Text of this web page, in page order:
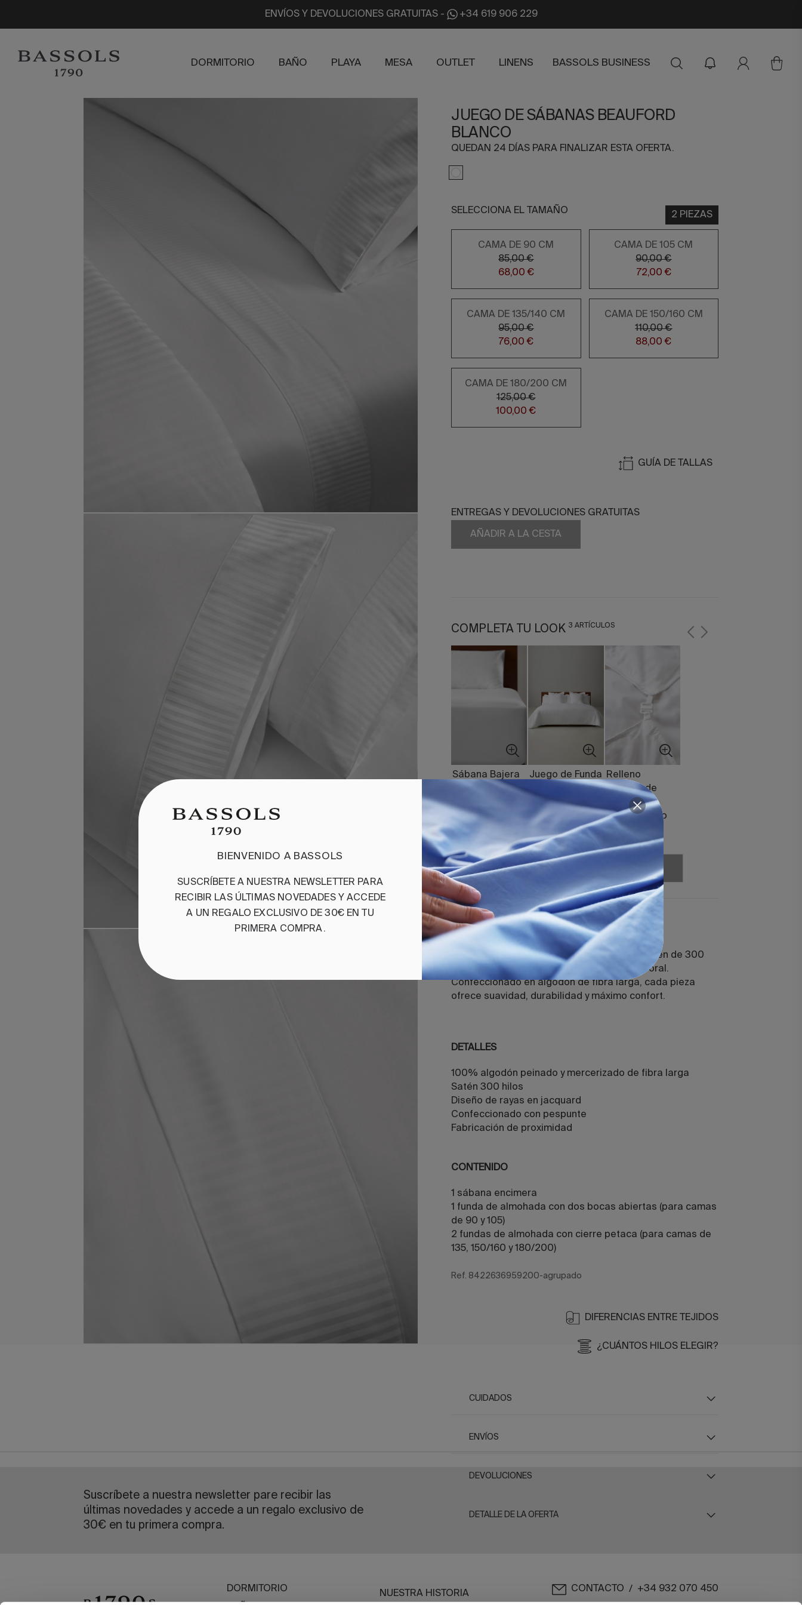
ENVÍOS Y DEVOLUCIONES GRATUITAS- +34 619 906 229
DORMITORIO BAÑO PLAYA MESA OUTLET LINENS BASSOLS BUSINESS
JUEGO DE SÁBANAS BEAUFORD
BLANCO
QUEDAN 24 DÍAS PARA FINALIZAR ESTA OFERTA.
SELECCIONA EL TAMAÑO 2 PIEZAS
CAMA DE 90 CM
85,00 €
68,00 €
CAMA DE 105 CM
90,00 €
72,00 €
CAMA DE 135/140 CM
95,00 €
76,00 €
CAMA DE 150/160 CM
110,00 €
88,00 €
CAMA DE 180/200 CM
125,00 €
100,00 €
GUÍA DE TALLAS
ENTREGAS Y DEVOLUCIONES GRATUITAS
AÑADIR A LA CESTA
COMPLETA TU LOOK 3 ARTÍCULOS
Sábana Bajera
Satén 300
Agregar
Juego de Funda
Beauford
Blanco
Relleno
Nórdico de
Plumas
Diamond Dúo
100 + 150 gr
Agregar
Juego de Sábanas Beauford Blanco
Beauford presenta un diseño de rayas en satén de 300
hilos, que refleja elegancia clásica y atemporal.
Confeccionado en algodón de fibra larga, cada pieza
ofrece suavidad, durabilidad y máximo confort.
DETALLES
100% algodón peinado y mercerizado de fibra larga
Satén 300 hilos
Diseño de rayas en jacquard
Confeccionado con pespunte
Fabricación de proximidad
CONTENIDO
1 sábana encimera
1 funda de almohada con dos bocas abiertas (para camas
de 90 y 105)
2 fundas de almohada con cierre petaca (para camas de
135, 150/160 y 180/200)
Ref. 8422636959200-agrupado
DIFERENCIAS ENTRE TEJIDOS
¿CUÁNTOS HILOS ELEGIR?
CUIDADOS
ENVÍOS
DEVOLUCIONES
DETALLE DE LA OFERTA
Suscríbete a nuestra newsletter pare recibir las
últimas novedades y accede a un regalo exclusivo de
30€ en tu primera compra.
DORMITORIO
NUESTRA HISTORIA CONTACTO / +34 932 070 450
BIENVENIDO A BASSOLS
SUSCRÍBETE A NUESTRA NEWSLETTER PARA
RECIBIR LAS ÚLTIMAS NOVEDADES Y ACCEDE
A UN REGALO EXCLUSIVO DE 30€ EN TU
PRIMERA COMPRA.